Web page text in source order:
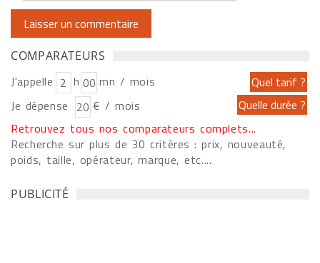
COMPARATEURS
J'appelle h
mn / mois
Je dépense
€ / mois
Retrouvez tous nos comparateurs complets...
Recherche sur plus de 30 critères : prix, nouveauté,
poids, taille, opérateur, marque, etc....
PUBLICITÉ